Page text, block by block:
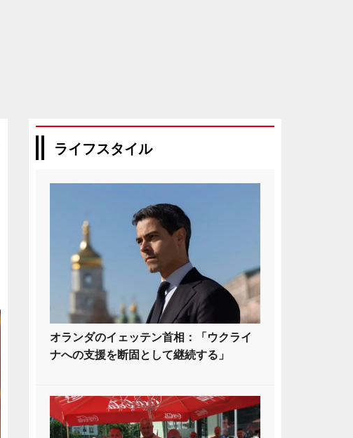
ライフスタイル
オランダのイェッテン首相：「ウクライ
ナへの支援を断固として継続する」